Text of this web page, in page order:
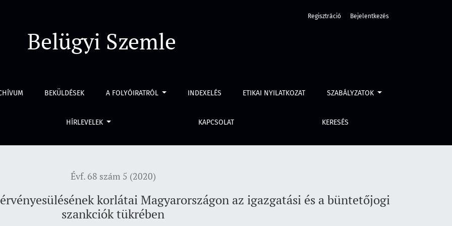
korlátai Magyarországon az igazgatási és a büntetőjogi szankciók tükrében
Belügyi Szemle
BEKÜLDÉSEK A FOLYÓIRATRÓL INDEXELÉS ETIKAI NYILATKOZAT SZABÁLYZATOK
HÍRLEVELEK KAPCSOLAT KERESÉS
Regisztráció Bejelentkezés
Évf. 68 szám 5 (2020)
korlátai Magyarországon az igazgatási és a büntetőjogi
szankciók tükrében